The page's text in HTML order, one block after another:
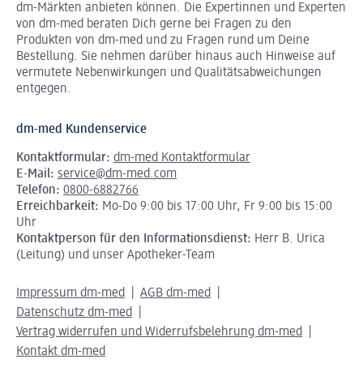
dm-Märkten anbieten können. Die Expertinnen und Experten
von dm-med beraten Dich gerne bei Fragen zu den
Produkten von dm-med und zu Fragen rund um Deine
Bestellung. Sie nehmen darüber hinaus auch Hinweise auf
vermutete Nebenwirkungen und Qualitätsabweichungen
entgegen.
dm-med Kundenservice
Kontaktformular: dm-med Kontaktformular
E-Mail: service@dm-med.com
Telefon: 0800-6882766
Erreichbarkeit: Mo-Do 9:00 bis 17:00 Uhr, Fr 9:00 bis 15:00
Uhr
Kontaktperson für den Informationsdienst: Herr B. Urica
(Leitung) und unser Apotheker-Team
Impressum dm-med
AGB dm-med
Datenschutz dm-med
Vertrag widerrufen und Widerrufsbelehrung dm-med
Kontakt dm-med